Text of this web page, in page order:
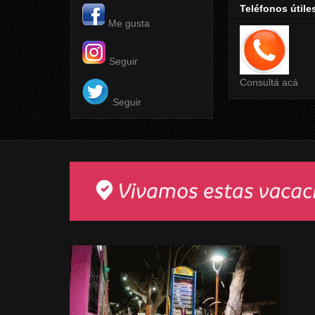
Me gusta
Seguir
Seguir
Teléfonos
Consultá acá